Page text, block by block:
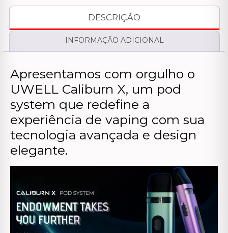
DESCRIÇÃO
INFORMAÇÃO ADICIONAL
Apresentamos com orgulho o
UWELL Caliburn X, um pod
system que redefine a
experiência de vaping com sua
tecnologia avançada e design
elegante.